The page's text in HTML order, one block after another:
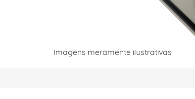
Imagens meramente ilustrativas